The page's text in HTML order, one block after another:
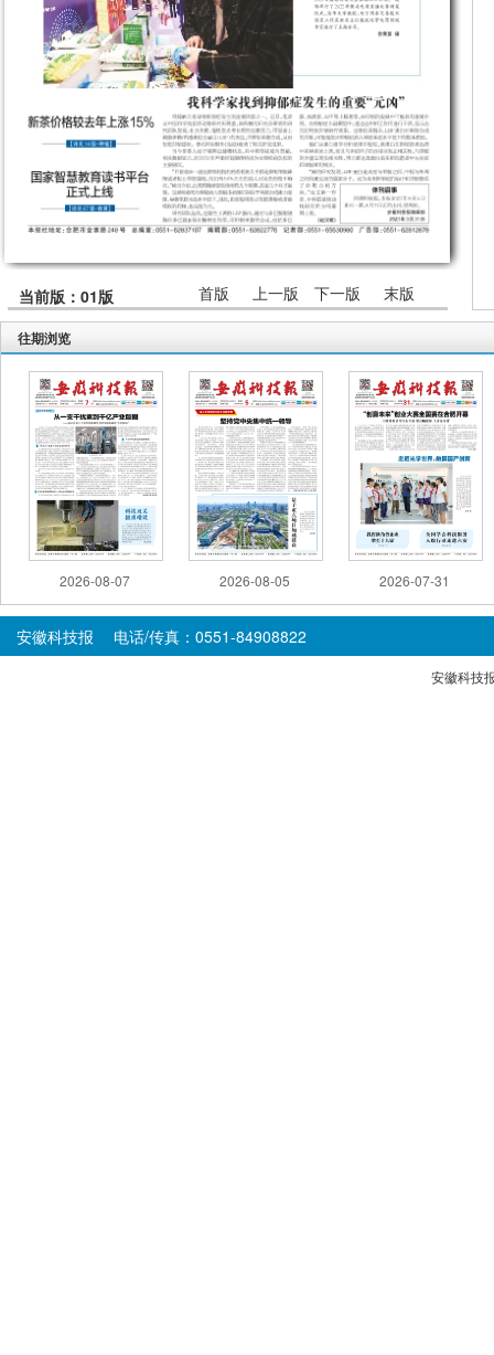
当前版：01版 首版 上一版 下一版 末版
往期浏览
2026-08-07 2026-08-05 2026-07-31
安徽科技报 电话/传真：0551-84908822
安徽科技